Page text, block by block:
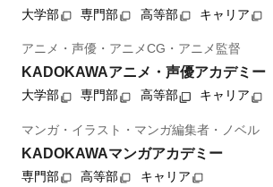
大学部 専門部 高等部 キャリア
アニメ・声優・アニメCG・アニメ監督
KADOKAWAアニメ・声優アカデミー
大学部 専門部 高等部 キャリア
マンガ・イラスト・マンガ編集者・ノベル
KADOKAWAマンガアカデミー
専門部 高等部 キャリア